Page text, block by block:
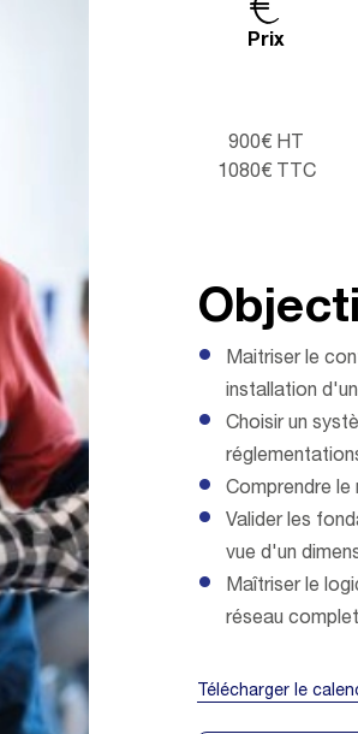
Prix
900€ HT
1080€ TTC
Maitriser le
installation
Choisir un
Comprendre le
Valider les
vue d'un
Maîtriser le
réseau complet
Télécharger le